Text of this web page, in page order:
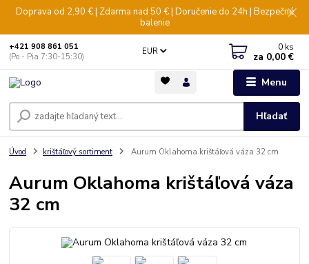
Doprava od 2,90 € | Zdarma nad 50 € | Doručenie do 24h | Bezpečné
balenie
Menu
EUR
Hľadať
+421 908 861 051
(Po - Pia 7:30-15:30)
0 ks
za 0,00 €
Úvod krištáľový sortiment Aurum Oklahoma krištáľová váza 32 cm
Aurum Oklahoma krištáľová váza
32 cm